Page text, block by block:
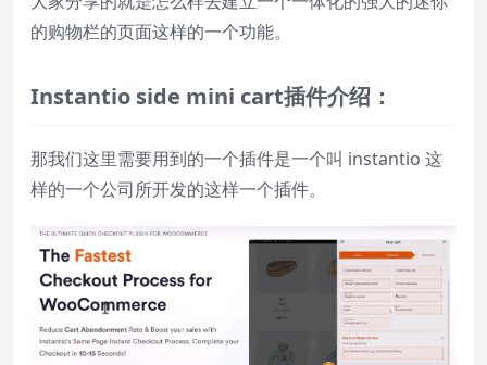
Reset
restore all settings to the default
values
Close Modal Dialog
End of dialog window.
的购物栏的页面这样的一个功能。
Instantio side mini cart插件介绍：
那我们这里需要用到的一个插件是一个叫 instantio 这
样的一个公司所开发的这样一个插件。